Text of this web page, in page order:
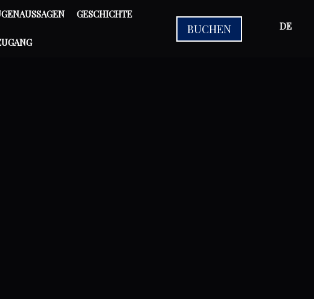
GESCHICHTE
BUCHEN DE